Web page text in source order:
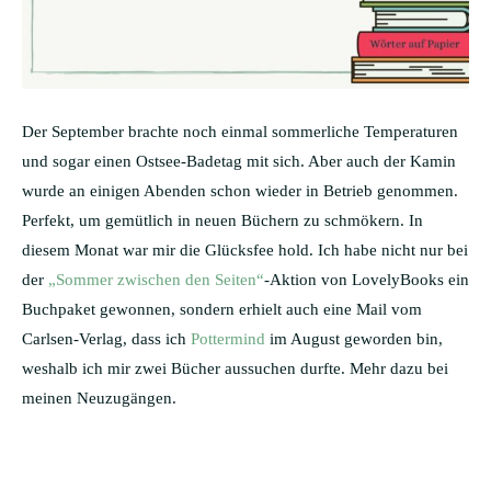
Der September brachte noch einmal sommerliche Temperaturen
und sogar einen Ostsee-Badetag mit sich. Aber auch der Kamin
wurde an einigen Abenden schon wieder in Betrieb genommen.
Perfekt, um gemütlich in neuen Büchern zu schmökern. In
diesem Monat war mir die Glücksfee hold. Ich habe nicht nur bei
der „Sommer zwischen den Seiten“-Aktion von LovelyBooks ein
Buchpaket gewonnen, sondern erhielt auch eine Mail vom
Carlsen-Verlag, dass ich Pottermind im August geworden bin,
weshalb ich mir zwei Bücher aussuchen durfte. Mehr dazu bei
meinen Neuzugängen.